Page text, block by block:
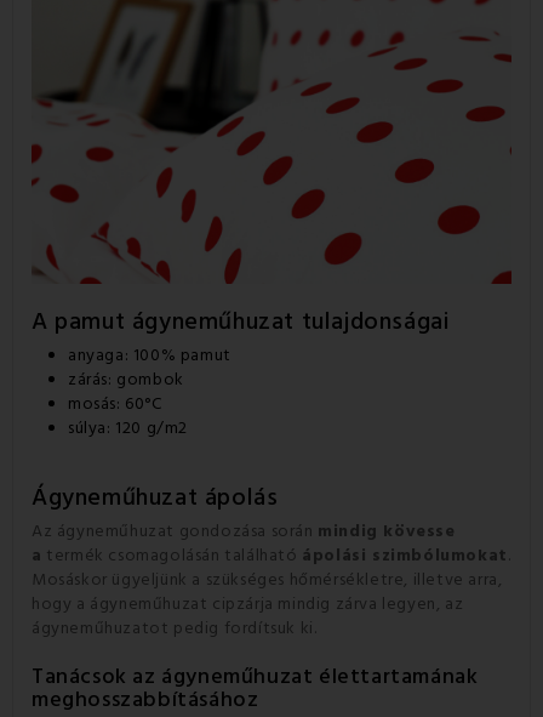
A pamut ágyneműhuzat tulajdonságai
anyaga: 100% pamut
zárás: gombok
mosás: 60°C
súlya: 120 g/m2
Ágyneműhuzat ápolás
Az ágyneműhuzat gondozása során mindig kövesse
a termék csomagolásán található ápolási szimbólumokat.
Mosáskor ügyeljünk a szükséges hőmérsékletre, illetve arra,
hogy a ágyneműhuzat cipzárja mindig zárva legyen, az
ágyneműhuzatot pedig fordítsuk ki.
Tanácsok az ágyneműhuzat élettartamának
meghosszabbításához